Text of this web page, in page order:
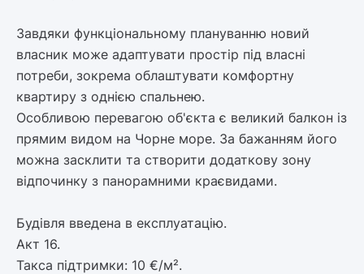
Завдяки функціональному плануванню новий
власник може адаптувати простір під власні
потреби, зокрема облаштувати комфортну
квартиру з однією спальнею.
Особливою перевагою об'єкта є великий балкон із
прямим видом на Чорне море. За бажанням його
можна засклити та створити додаткову зону
відпочинку з панорамними краєвидами.
Будівля введена в експлуатацію.
Акт 16.
Такса підтримки: 10 €/м².